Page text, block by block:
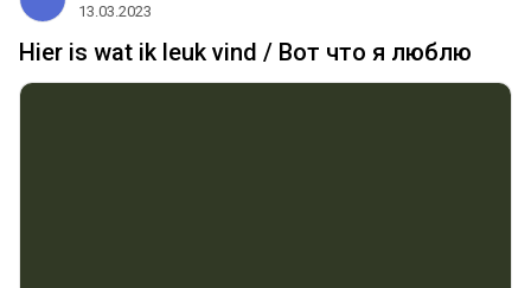
13.03.2023
Hier is wat ik leuk vind / Вот что я люблю